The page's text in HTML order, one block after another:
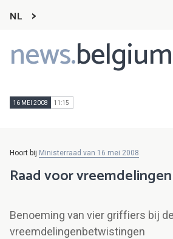
NL
news.belgium
Main
navigation
16 MEI 2008 11:15
Hoort bij Ministerraad van 16 mei 2008
Raad voor
Benoeming van vier griffiers bij
vreemdelingenbetwistingen